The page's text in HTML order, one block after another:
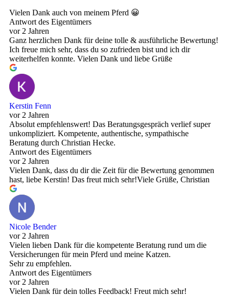
Vielen Dank auch von meinem Pferd 😀
Antwort des Eigentümers
vor 2 Jahren
Ganz herzlichen Dank für deine tolle & ausführliche Bewertung!
Ich freue mich sehr, dass du so zufrieden bist und ich dir
weiterhelfen konnte. Vielen Dank und liebe Grüße
Kerstin Fenn
vor 2 Jahren
Absolut empfehlenswert! Das Beratungsgespräch verlief super
unkompliziert. Kompetente, authentische, sympathische
Beratung durch Christian Hecke.
Antwort des Eigentümers
vor 2 Jahren
Vielen Dank, dass du dir die Zeit für die Bewertung genommen
hast, liebe Kerstin! Das freut mich sehr!Viele Grüße, Christian
Nicole Bender
vor 2 Jahren
Vielen lieben Dank für die kompetente Beratung rund um die
Versicherungen für mein Pferd und meine Katzen.
Sehr zu empfehlen.
Antwort des Eigentümers
vor 2 Jahren
Vielen Dank für dein tolles Feedback! Freut mich sehr!